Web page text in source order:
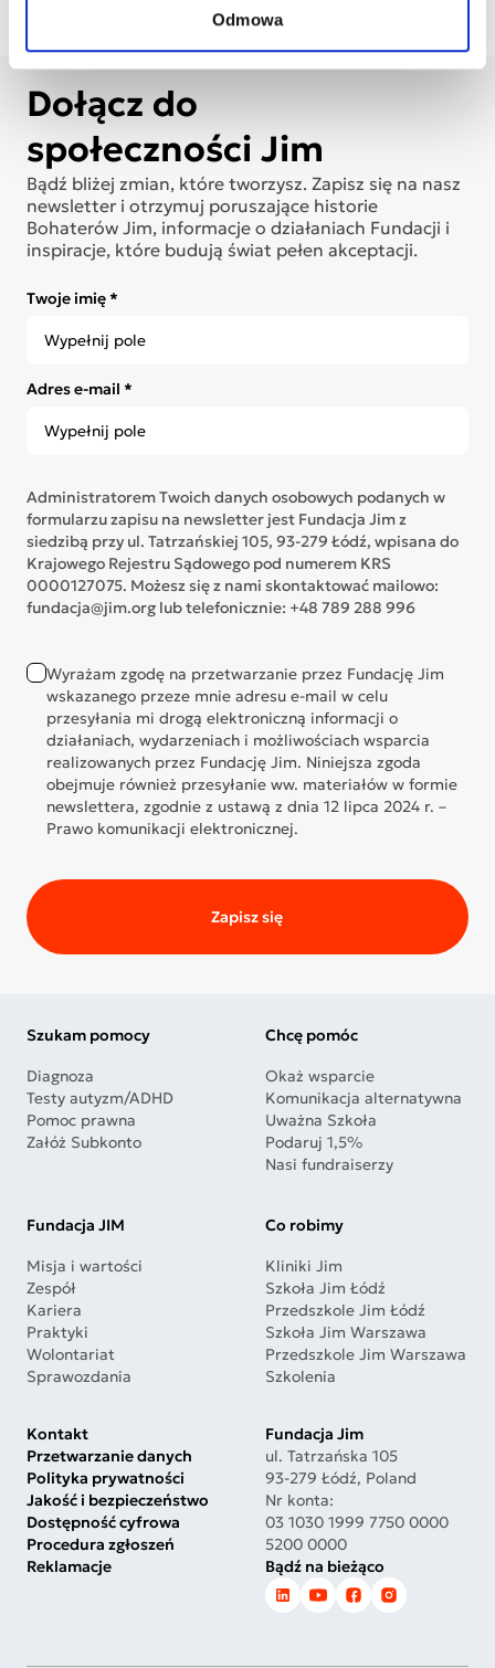
Odmowa
Dołącz do
społeczności Jim
Bądź bliżej zmian, które tworzysz. Zapisz się na nasz
newsletter i otrzymuj poruszające historie
Bohaterów Jim, informacje o działaniach Fundacji i
inspiracje, które budują świat pełen akceptacji.
Twoje imię *
Adres e-mail *
Administratorem Twoich danych osobowych podanych w
formularzu zapisu na newsletter jest Fundacja Jim z
siedzibą przy ul. Tatrzańskiej 105, 93-279 Łódź, wpisana do
Krajowego Rejestru Sądowego pod numerem KRS
0000127075. Możesz się z nami skontaktować mailowo:
fundacja@jim.org lub telefonicznie: +48 789 288 996
Wyrażam zgodę na przetwarzanie przez Fundację Jim
wskazanego przeze mnie adresu e-mail w celu
przesyłania mi drogą elektroniczną informacji o
działaniach, wydarzeniach i możliwościach wsparcia
realizowanych przez Fundację Jim. Niniejsza zgoda
obejmuje również przesyłanie ww. materiałów w formie
newslettera, zgodnie z ustawą z dnia 12 lipca 2024 r. –
Prawo komunikacji elektronicznej.
Zapisz się
Szukam pomocy
Diagnoza
Testy autyzm/ADHD
Pomoc prawna
Załóż Subkonto
Chcę pomóc
Okaż wsparcie
Komunikacja alternatywna
Uważna Szkoła
Podaruj 1,5%
Nasi fundraiserzy
Fundacja JIM
Misja i wartości
Zespół
Kariera
Praktyki
Wolontariat
Sprawozdania
Co robimy
Kliniki Jim
Szkoła Jim Łódź
Przedszkole Jim Łódź
Szkoła Jim Warszawa
Przedszkole Jim Warszawa
Szkolenia
Kontakt
Przetwarzanie danych
Polityka prywatności
Jakość i bezpieczeństwo
Dostępność cyfrowa
Procedura zgłoszeń
Reklamacje
Fundacja Jim
ul. Tatrzańska 105
93-279 Łódź, Poland
Nr konta:
03 1030 1999 7750 0000
5200 0000
Bądź na bieżąco